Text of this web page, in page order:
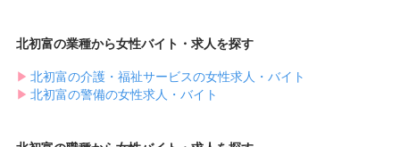
北初富の業種から女性バイト・求人を探す
▶︎ 北初富の介護・福祉サービスの女性求人・バイト
▶︎ 北初富の警備の女性求人・バイト